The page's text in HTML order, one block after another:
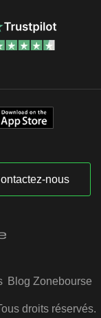
nous
Blog Zonebourse
droits réservés.